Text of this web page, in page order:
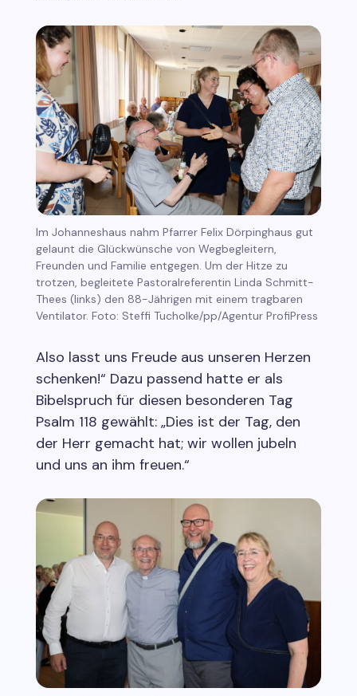
Im Johanneshaus nahm Pfarrer Felix Dörpinghaus gut
gelaunt die Glückwünsche von Wegbegleitern,
Freunden und Familie entgegen. Um der Hitze zu
trotzen, begleitete Pastoralreferentin Linda Schmitt-
Thees (links) den 88-Jährigen mit einem tragbaren
Ventilator. Foto: Steffi Tucholke/pp/Agentur ProfiPress
Also lasst uns Freude aus unseren Herzen
schenken!“ Dazu passend hatte er als
Bibelspruch für diesen besonderen Tag
Psalm 118 gewählt: „Dies ist der Tag, den
der Herr gemacht hat; wir wollen jubeln
und uns an ihm freuen.“